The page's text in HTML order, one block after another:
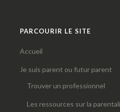
PARCOURIR LE SITE
Accueil
Je suis parent ou futur parent
Trouver un professionnel
Les ressources sur la